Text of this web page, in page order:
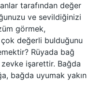
tarafından değer
ve sevildiğinizi
görmek,
çok değerli bulduğunu
Rüyada bağ
işarettir. Bağda
bağda uyumak yakın